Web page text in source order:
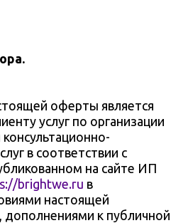
оферты является
услуг по организации
в соответствии с
на сайте ИП
brightwe.ru в
настоящей
к публичной